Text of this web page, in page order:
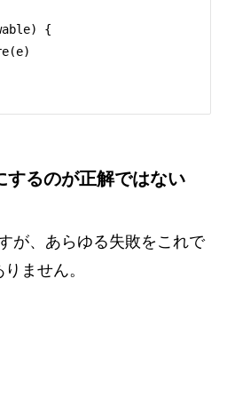
するのが正解ではない
が、あらゆる失敗をこれで
ません。